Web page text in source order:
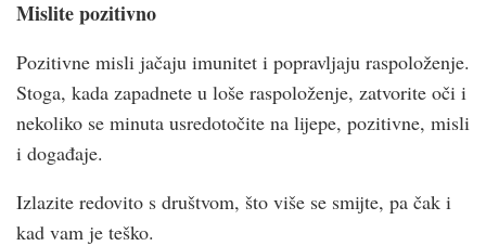
Mislite pozitivno
Pozitivne misli jačaju imunitet i popravljaju raspoloženje.
Stoga, kada zapadnete u loše raspoloženje, zatvorite oči i
nekoliko se minuta usredotočite na lijepe, pozitivne, misli
i događaje.
Izlazite redovito s društvom, što više se smijte, pa čak i
kad vam je teško.